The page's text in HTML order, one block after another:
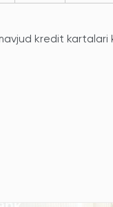
kredit kartalari